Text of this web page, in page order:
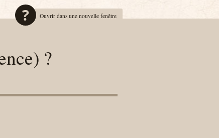
Ouvrir dans une nouvelle fenêtre
?